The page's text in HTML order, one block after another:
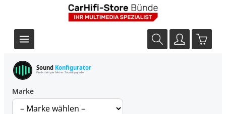
Sound Konfigurator
Finde dein perfektes Soundupgrade
Marke